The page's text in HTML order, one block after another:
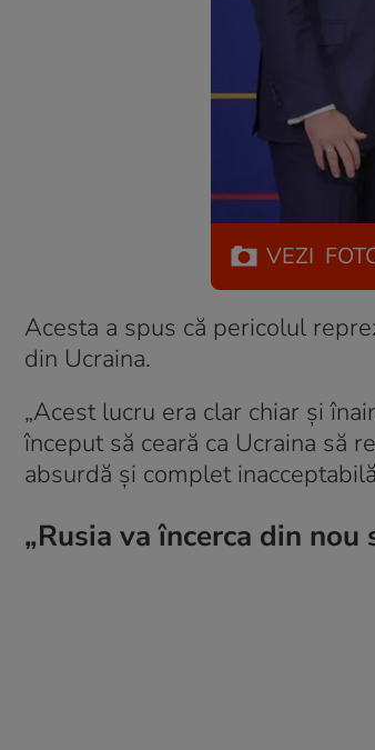
VEZI
Acesta a spus că pericolul
din Ucraina.
„Acest lucru era clar chiar și
început să ceară ca Ucraina să
absurdă și complet
„Rusia va încerca din